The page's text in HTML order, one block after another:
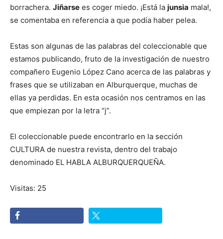
borrachera. Jiñarse es coger miedo. ¡Está la junsia mala!,
se comentaba en referencia a que podía haber pelea.
Estas son algunas de las palabras del coleccionable que
estamos publicando, fruto de la investigación de nuestro
compañero Eugenio López Cano acerca de las palabras y
frases que se utilizaban en Alburquerque, muchas de
ellas ya perdidas. En esta ocasión nos centramos en las
que empiezan por la letra “j”.
El coleccionable puede encontrarlo en la sección
CULTURA de nuestra revista, dentro del trabajo
denominado EL HABLA ALBURQUERQUEÑA.
Visitas: 25